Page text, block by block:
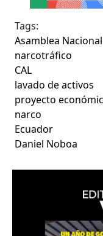
Tags:
Asamblea Nacional
narcotráfico
CAL
lavado de activos
proyecto
narco
Ecuador
Daniel Noboa